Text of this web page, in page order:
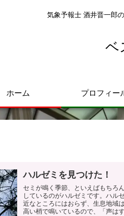
気象予報士 酒井晋一郎
ベ
ホーム プロフィー
ハルゼミを見つけた！
セミが鳴く季節、といえばもちろ
しているのがハルゼミです。ハル
近なところにはおらず、生息地域
高い梢で鳴いているので、「声は